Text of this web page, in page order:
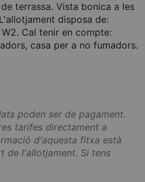
terrassa. Vista bonica a les
disposa de:
Cal tenir en compte:
casa per a no fumadors.
poden ser de pagament.
tarifes directament a
d'aquesta fitxa està
de l'allotjament. Si tens